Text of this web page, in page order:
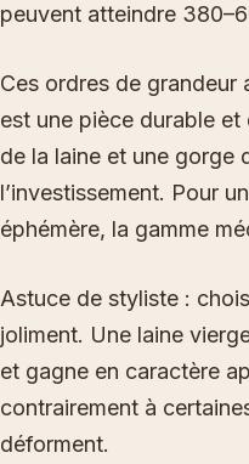
peuvent atteindre
Ces ordres de grandeur
est une pièce durable
de la laine et une gorge
l’investissement. Pour
éphémère, la gamme
Astuce de styliste :
joliment. Une laine
et gagne en caractère
contrairement à
déforment.